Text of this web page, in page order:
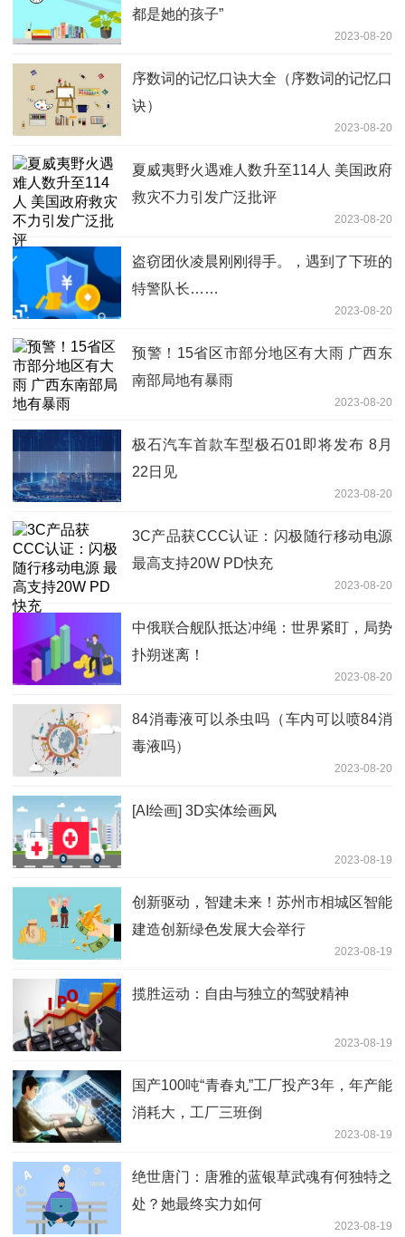
都是她的孩子”
2023-08-20
序数词的记忆口诀大全（序数词的记忆口
诀）
2023-08-20
夏威夷野火遇难人数升至114人 美国政府
救灾不力引发广泛批评
2023-08-20
盗窃团伙凌晨刚刚得手。，遇到了下班的
特警队长……
2023-08-20
预警！15省区市部分地区有大雨 广西东
南部局地有暴雨
2023-08-20
极石汽车首款车型极石01即将发布 8月
22日见
2023-08-20
3C产品获CCC认证：闪极随行移动电源
最高支持20W PD快充
2023-08-20
中俄联合舰队抵达冲绳：世界紧盯，局势
扑朔迷离！
2023-08-20
84消毒液可以杀虫吗（车内可以喷84消
毒液吗）
2023-08-20
[AI绘画] 3D实体绘画风
2023-08-19
创新驱动，智建未来！苏州市相城区智能
建造创新绿色发展大会举行
2023-08-19
揽胜运动：自由与独立的驾驶精神
2023-08-19
国产100吨“青春丸”工厂投产3年，年产能
消耗大，工厂三班倒
2023-08-19
绝世唐门：唐雅的蓝银草武魂有何独特之
处？她最终实力如何
2023-08-19